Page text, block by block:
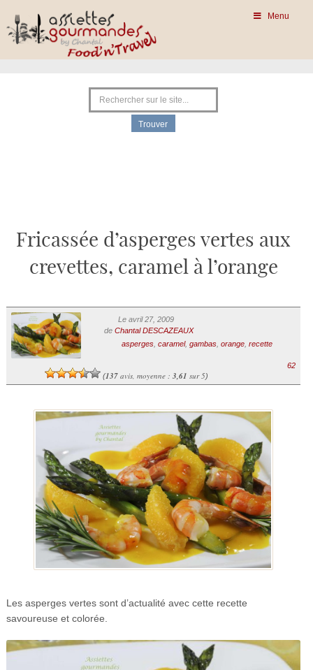
Menu
Fricassée d’asperges vertes aux
crevettes, caramel à l’orange
Le avril 27, 2009
de Chantal DESCAZEAUX
asperges, caramel, gambas, orange, recette
(137avis, moyenne : 3,61 sur 5)
62
Les asperges vertes sont d’actualité avec cette recette
savoureuse et colorée.